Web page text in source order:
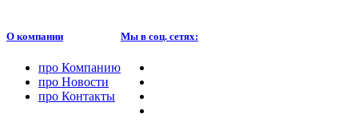
О компании
про Компанию
про Новости
про Контакты
Мы в соц. сетях: